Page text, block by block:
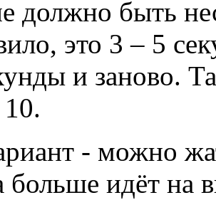
должно быть
это 3 – 5
и заново.
- можно
больше идёт на